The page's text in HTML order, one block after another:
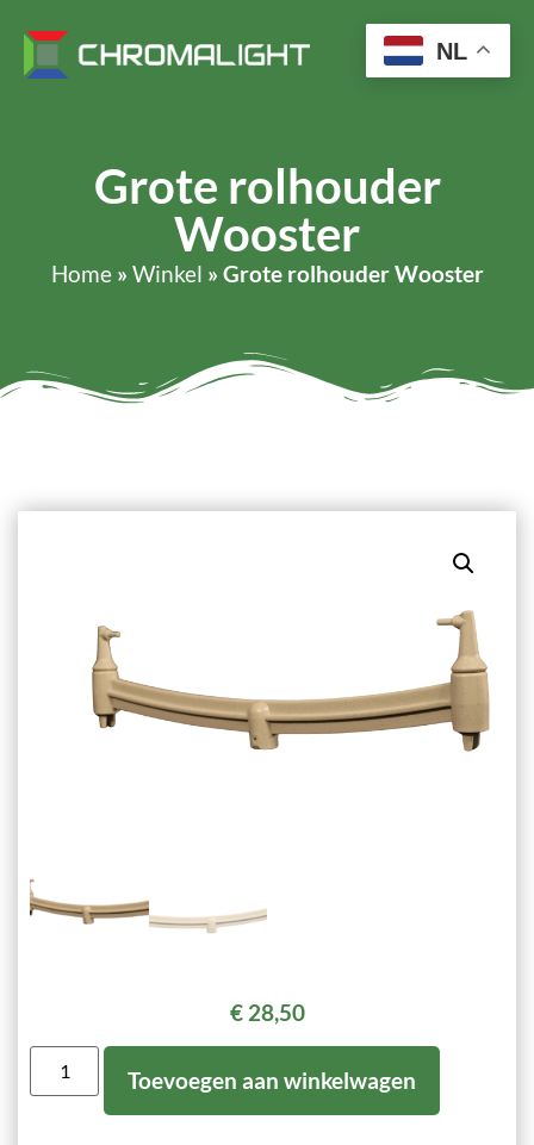
Grote rolhouder
Wooster
Home» Winkel » Grote rolhouder Wooster
€28,50
Toevoegen aan winkelwagen
NL